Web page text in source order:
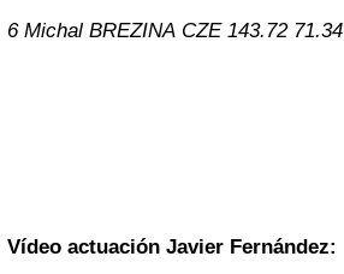
6 Michal BREZINA CZE 143.72 71.34
Vídeo actuación Javier Fernández: